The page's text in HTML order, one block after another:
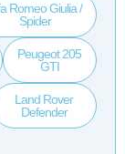
Romeo Giulia /
Spider
Peugeot 205
GTI
Land Rover
Defender